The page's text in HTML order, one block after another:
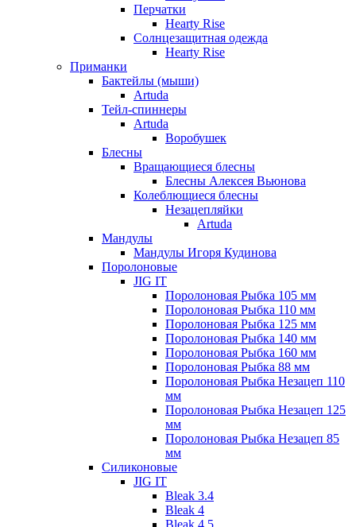
Перчатки
Hearty Rise
Солнцезащитная одежда
Hearty Rise
Приманки
Бактейлы (мыши)
Artuda
Тейл-спиннеры
Artuda
Воробушек
Блесны
Вращающиеся блесны
Блесны Алексея Вьюнова
Колеблющиеся блесны
Незацепляйки
Artuda
Мандулы
Мандулы Игоря Кудинова
Поролоновые
JIG IT
Поролоновая Рыбка 105 мм
Поролоновая Рыбка 110 мм
Поролоновая Рыбка 125 мм
Поролоновая Рыбка 140 мм
Поролоновая Рыбка 160 мм
Поролоновая Рыбка 88 мм
Поролоновая Рыбка Незацеп 110
мм
Поролоновая Рыбка Незацеп 125
мм
Поролоновая Рыбка Незацеп 85
мм
Силиконовые
JIG IT
Bleak 3.4
Bleak 4
Bleak 4.5